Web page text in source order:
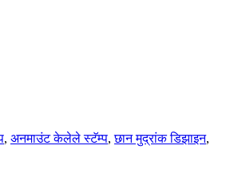
, अनमाउंट केलेले स्टॅम्प,छान मुद्रांक डिझाइन,